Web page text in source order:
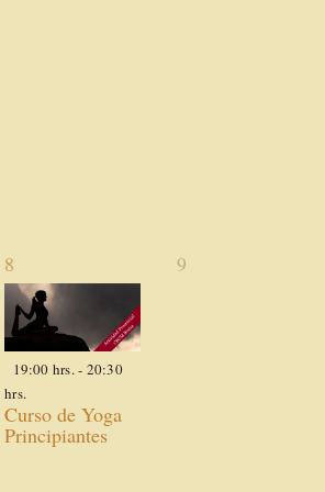
1
actividad,
8
19:00 hrs.- 20:30
hrs.
Curso de Yoga
Principiantes
0
9